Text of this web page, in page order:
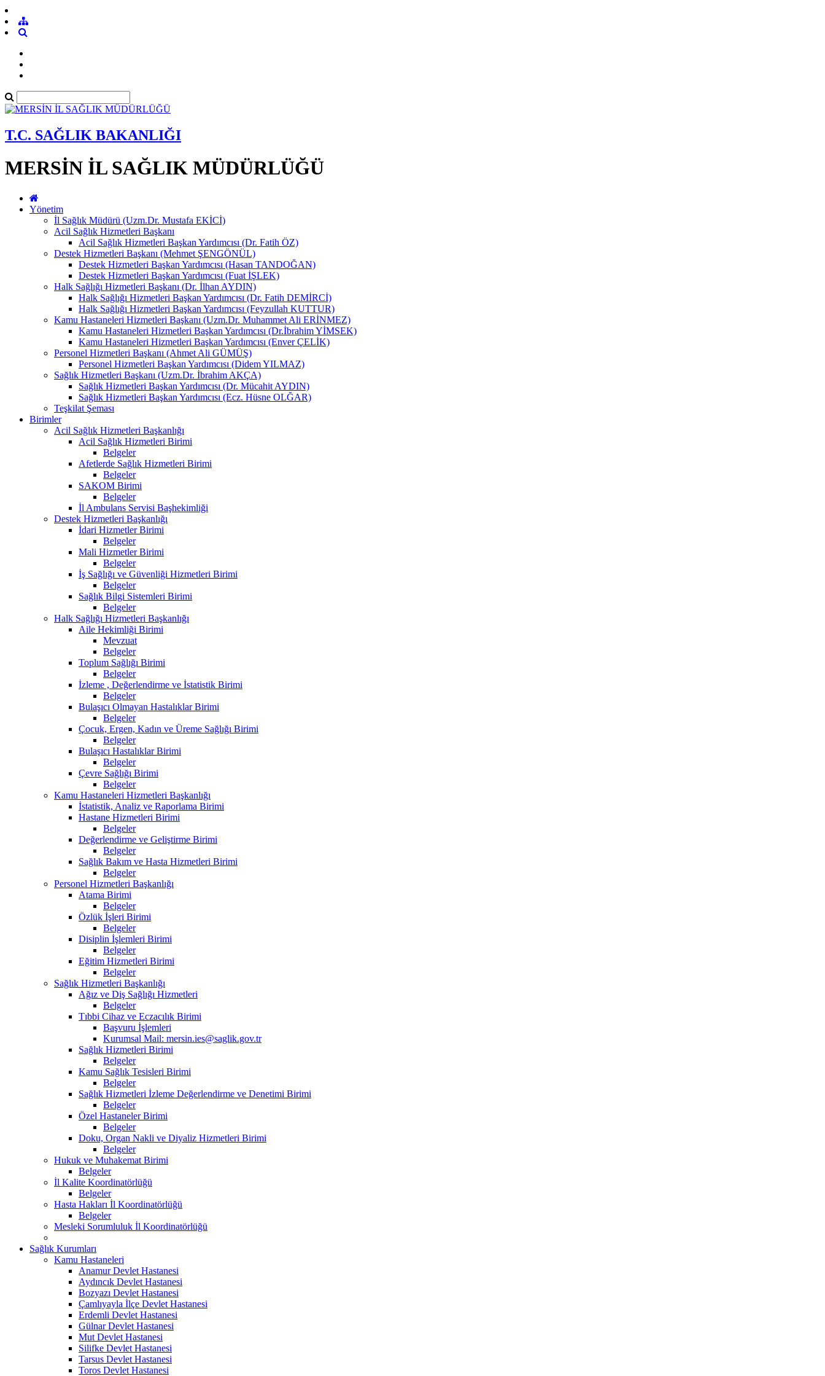
T.C. SAĞLIK BAKANLIĞI
MERSİN İL SAĞLIK MÜDÜRLÜĞÜ
Yönetim
İl Sağlık Müdürü (Uzm.Dr. Mustafa EKİCİ)
Acil Sağlık Hizmetleri Başkanı
Acil Sağlık Hizmetleri Başkan Yardımcısı (Dr. Fatih ÖZ)
Destek Hizmetleri Başkanı (Mehmet ŞENGÖNÜL)
Destek Hizmetleri Başkan Yardımcısı (Hasan TANDOĞAN)
Destek Hizmetleri Başkan Yardımcısı (Fuat İŞLEK)
Halk Sağlığı Hizmetleri Başkanı (Dr. İlhan AYDIN)
Halk Sağlığı Hizmetleri Başkan Yardımcısı (Dr. Fatih DEMİRCİ)
Halk Sağlığı Hizmetleri Başkan Yardımcısı (Feyzullah KUTTUR)
Kamu Hastaneleri Hizmetleri Başkanı (Uzm.Dr. Muhammet Ali ERİNMEZ)
Kamu Hastaneleri Hizmetleri Başkan Yardımcısı (Dr.İbrahim YİMSEK)
Kamu Hastaneleri Hizmetleri Başkan Yardımcısı (Enver ÇELİK)
Personel Hizmetleri Başkanı (Ahmet Ali GÜMÜŞ)
Personel Hizmetleri Başkan Yardımcısı (Didem YILMAZ)
Sağlık Hizmetleri Başkanı (Uzm.Dr. İbrahim AKÇA)
Sağlık Hizmetleri Başkan Yardımcısı (Dr. Mücahit AYDIN)
Sağlık Hizmetleri Başkan Yardımcısı (Ecz. Hüsne OLĞAR)
Teşkilat Şeması
Birimler
Acil Sağlık Hizmetleri Başkanlığı
Acil Sağlık Hizmetleri Birimi
Belgeler
Afetlerde Sağlık Hizmetleri Birimi
Belgeler
SAKOM Birimi
Belgeler
İl Ambulans Servisi Başhekimliği
Destek Hizmetleri Başkanlığı
İdari Hizmetler Birimi
Belgeler
Mali Hizmetler Birimi
Belgeler
İş Sağlığı ve Güvenliği Hizmetleri Birimi
Belgeler
Sağlık Bilgi Sistemleri Birimi
Belgeler
Halk Sağlığı Hizmetleri Başkanlığı
Aile Hekimliği Birimi
Mevzuat
Belgeler
Toplum Sağlığı Birimi
Belgeler
İzleme , Değerlendirme ve İstatistik Birimi
Belgeler
Bulaşıcı Olmayan Hastalıklar Birimi
Belgeler
Çocuk, Ergen, Kadın ve Üreme Sağlığı Birimi
Belgeler
Bulaşıcı Hastalıklar Birimi
Belgeler
Çevre Sağlığı Birimi
Belgeler
Kamu Hastaneleri Hizmetleri Başkanlığı
İstatistik, Analiz ve Raporlama Birimi
Hastane Hizmetleri Birimi
Belgeler
Değerlendirme ve Geliştirme Birimi
Belgeler
Sağlık Bakım ve Hasta Hizmetleri Birimi
Belgeler
Personel Hizmetleri Başkanlığı
Atama Birimi
Belgeler
Özlük İşleri Birimi
Belgeler
Disiplin İşlemleri Birimi
Belgeler
Eğitim Hizmetleri Birimi
Belgeler
Sağlık Hizmetleri Başkanlığı
Ağız ve Diş Sağlığı Hizmetleri
Belgeler
Tıbbi Cihaz ve Eczacılık Birimi
Başvuru İşlemleri
Kurumsal Mail: mersin.ies@saglik.gov.tr
Sağlık Hizmetleri Birimi
Belgeler
Kamu Sağlık Tesisleri Birimi
Belgeler
Sağlık Hizmetleri İzleme Değerlendirme ve Denetimi Birimi
Belgeler
Özel Hastaneler Birimi
Belgeler
Doku, Organ Nakli ve Diyaliz Hizmetleri Birimi
Belgeler
Hukuk ve Muhakemat Birimi
Belgeler
İl Kalite Koordinatörlüğü
Belgeler
Hasta Hakları İl Koordinatörlüğü
Belgeler
Mesleki Sorumluluk İl Koordinatörlüğü
Sağlık Kurumları
Kamu Hastaneleri
Anamur Devlet Hastanesi
Aydıncık Devlet Hastanesi
Bozyazı Devlet Hastanesi
Çamlıyayla İlçe Devlet Hastanesi
Erdemli Devlet Hastanesi
Gülnar Devlet Hastanesi
Mut Devlet Hastanesi
Silifke Devlet Hastanesi
Tarsus Devlet Hastanesi
Toros Devlet Hastanesi